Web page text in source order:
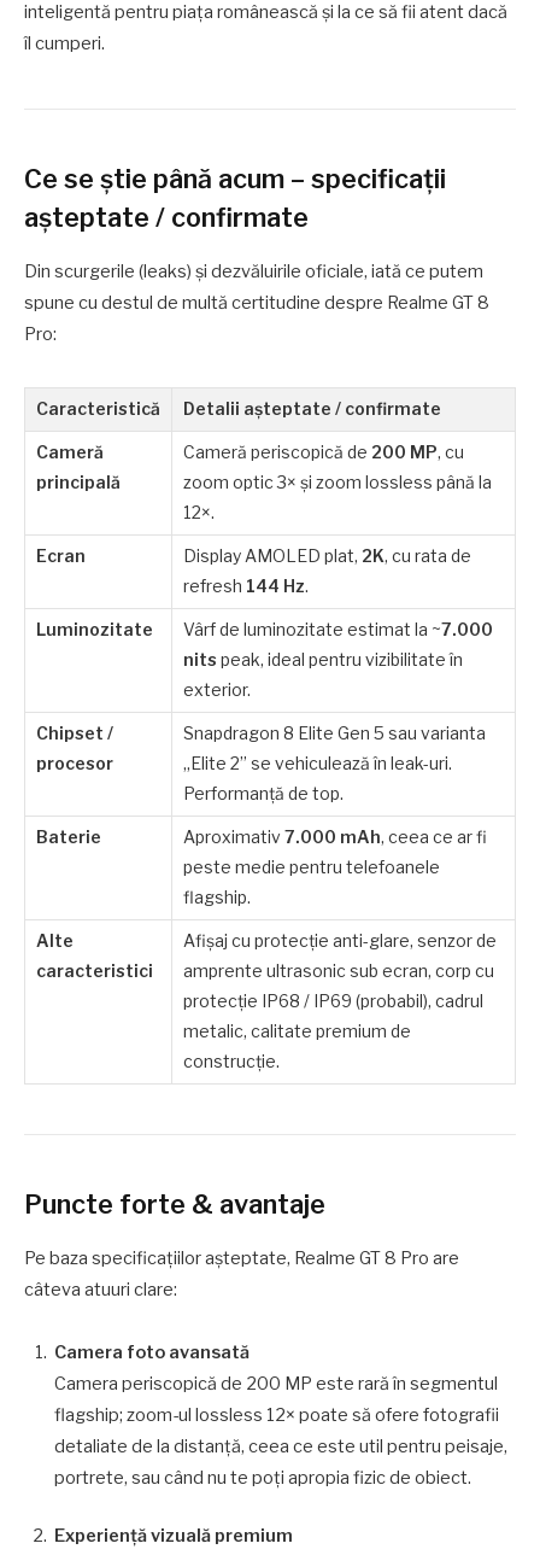
inteligentă pentru piaţa românească şi la ce să fii atent dacă
îl cumperi.
Ce se ştie până acum – specificaţii
aşteptate / confirmate
Din scurgerile (leaks) şi dezvăluirile oficiale, iată ce putem
spune cu destul de multă certitudine despre Realme GT 8
Pro:
Caracteristică Detalii aşteptate / confirmate
Cameră
principală
Cameră periscopică de 200 MP, cu
zoom optic 3× şi zoom lossless până la
12×.
Ecran Display AMOLED plat, 2K, cu rata de
refresh 144 Hz.
Luminozitate Vârf de luminozitate estimat la ~7.000
nits peak, ideal pentru vizibilitate în
exterior.
Chipset /
procesor
Snapdragon 8 Elite Gen 5 sau varianta
„Elite 2” se vehiculează în leak-uri.
Performanţă de top.
Baterie Aproximativ7.000 mAh, ceea ce ar fi
peste medie pentru telefoanele
flagship.
Alte
caracteristici
Afişaj cu protecţie anti-glare, senzor de
amprente ultrasonic sub ecran, corp cu
protecţie IP68 / IP69 (probabil), cadrul
metalic, calitate premium de
construcţie.
Puncte forte & avantaje
Pe baza specificaţiilor aşteptate, Realme GT 8 Pro are
câteva atuuri clare:
Camera foto avansată
Camera periscopică de 200 MP este rară în segmentul
flagship; zoom-ul lossless 12× poate să ofere fotografii
detaliate de la distanţă, ceea ce este util pentru peisaje,
portrete, sau când nu te poţi apropia fizic de obiect.
Experienţă vizuală premium